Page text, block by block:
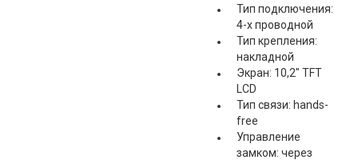
Тип подключения:
4-х проводной
Тип крепления:
накладной
Экран: 10,2" TFT
LCD
Тип связи: hands-
free
Управление
замком: через